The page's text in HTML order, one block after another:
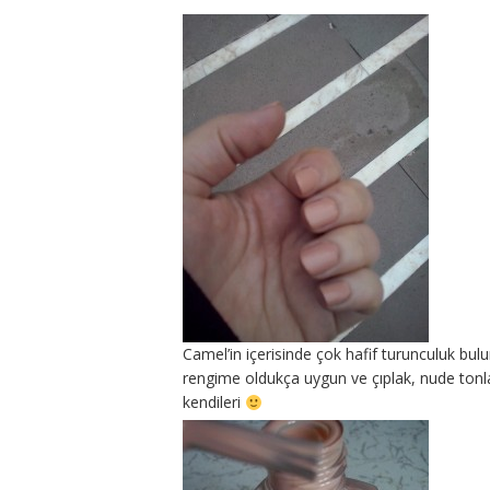
Camel’in içerisinde çok hafif turunculuk
rengime oldukça uygun ve çıplak, nude
kendileri